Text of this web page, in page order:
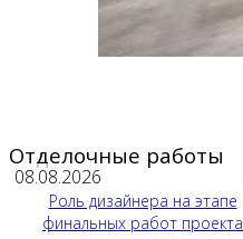
Отделочные работы
08.08.2026
Роль дизайнера на этапе
финальных работ проекта